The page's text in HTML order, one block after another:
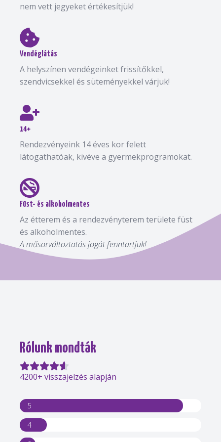
nem vett jegyeket értékesítjük!
Vendéglátás
A helyszínen vendégeinket frissítőkkel,
szendvicsekkel és süteményekkel várjuk!
14+
Rendezvényeink 14 éves kor felett
látogathatóak, kivéve a gyermekprogramokat.
Füst- és alkoholmentes
Az étterem és a rendezvényterem területe füst
és alkoholmentes.
A műsorváltoztatás jogát fenntartjuk!
Rólunk mondták
4200+ visszajelzés alapján
5
4